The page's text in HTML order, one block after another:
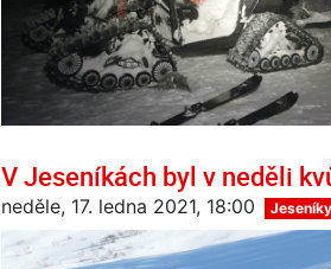
V Jeseníkách byl v neděli
neděle, 17. ledna 2021, 18:00 Jeseníky